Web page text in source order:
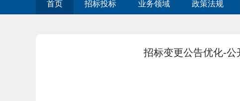
首页 招标投标 业务领域 政策法规
招标变更公告优化-